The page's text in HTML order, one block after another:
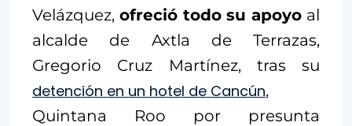
Velázquez, ofreció todo su apoyo al
alcalde de Axtla de Terrazas,
Gregorio Cruz Martínez, tras su
detención en un hotel de Cancún,
Quintana Roo por presunta